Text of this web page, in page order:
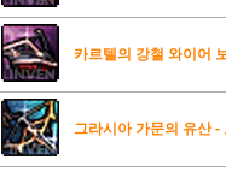
카르텔의 강철 와이어
그라시아 가문의 유산 -